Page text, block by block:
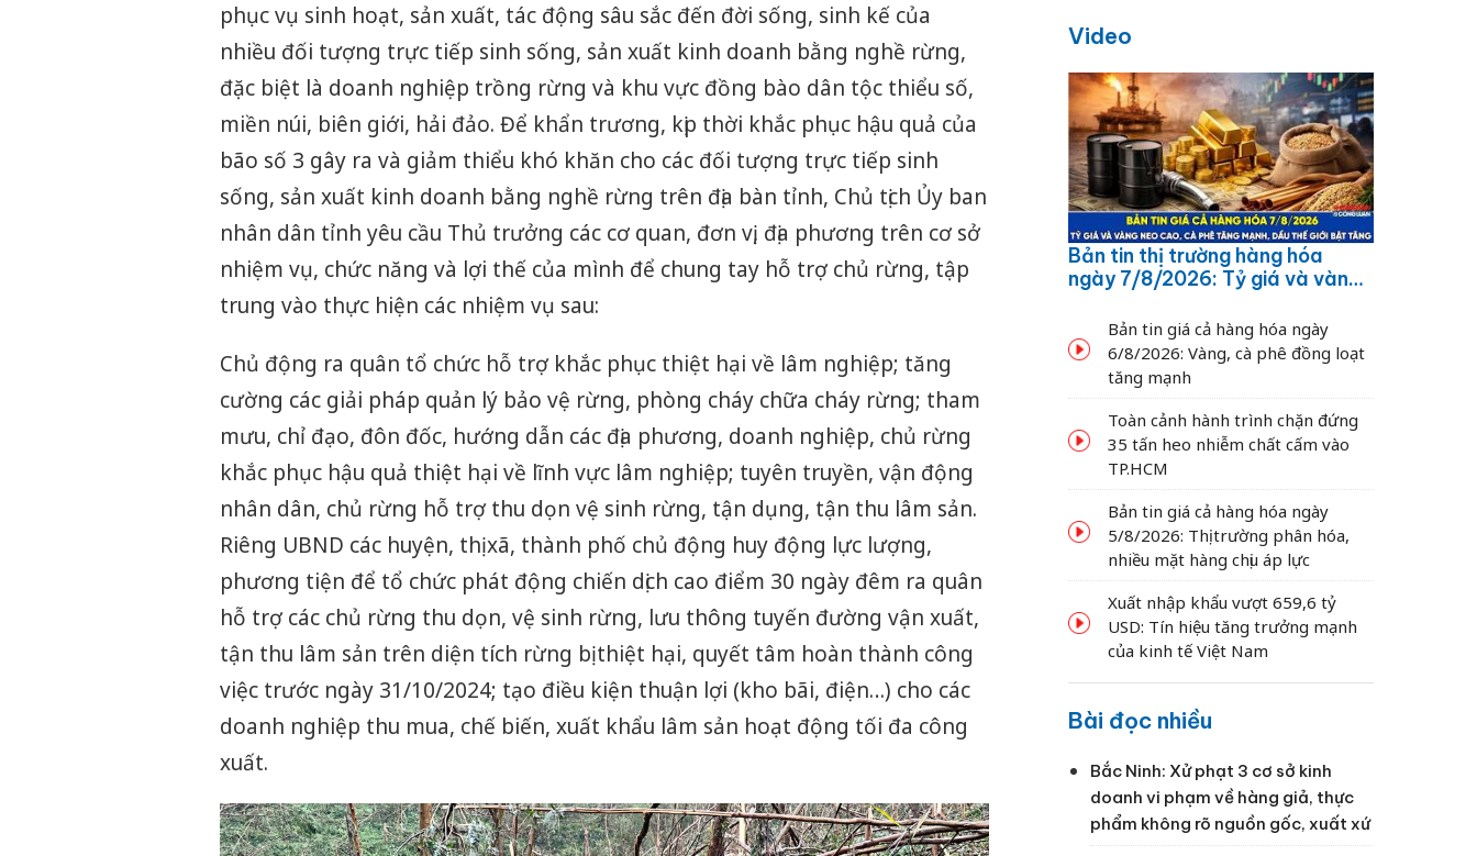
phục vụ sinh hoạt, sản xuất, tác động sâu sắc đến đời sống, sinh kế của
nhiều đối tượng trực tiếp sinh sống, sản xuất kinh doanh bằng nghề rừng,
đặc biệt là doanh nghiệp trồng rừng và khu vực đồng bào dân tộc thiểu số,
miền núi, biên giới, hải đảo. Để khẩn trương, kịp thời khắc phục hậu quả của
bão số 3 gây ra và giảm thiểu khó khăn cho các đối tượng trực tiếp sinh
sống, sản xuất kinh doanh bằng nghề rừng trên địa bàn tỉnh, Chủ tịch Ủy ban
nhân dân tỉnh yêu cầu Thủ trưởng các cơ quan, đơn vị, địa phương trên cơ sở
nhiệm vụ, chức năng và lợi thế của mình để chung tay hỗ trợ chủ rừng, tập
trung vào thực hiện các nhiệm vụ sau:
Chủ động ra quân tổ chức hỗ trợ khắc phục thiệt hại về lâm nghiệp; tăng
cường các giải pháp quản lý bảo vệ rừng, phòng cháy chữa cháy rừng; tham
mưu, chỉ đạo, đôn đốc, hướng dẫn các địa phương, doanh nghiệp, chủ rừng
khắc phục hậu quả thiệt hại về lĩnh vực lâm nghiệp; tuyên truyền, vận động
nhân dân, chủ rừng hỗ trợ thu dọn vệ sinh rừng, tận dụng, tận thu lâm sản.
Riêng UBND các huyện, thị xã, thành phố chủ động huy động lực lượng,
phương tiện để tổ chức phát động chiến dịch cao điểm 30 ngày đêm ra quân
hỗ trợ các chủ rừng thu dọn, vệ sinh rừng, lưu thông tuyến đường vận xuất,
tận thu lâm sản trên diện tích rừng bị thiệt hại, quyết tâm hoàn thành công
việc trước ngày 31/10/2024; tạo điều kiện thuận lợi (kho bãi, điện…) cho các
doanh nghiệp thu mua, chế biến, xuất khẩu lâm sản hoạt động tối đa công
xuất.
Video
Bản tin thị trường hàng hóa
ngày 7/8/2026: Tỷ giá và vàng
dầu thế giới bật tăng
Bản tin giá cả hàng hóa ngày
6/8/2026: Vàng, cà phê đồng loạt
tăng mạnh
Toàn cảnh hành trình chặn đứng
35 tấn heo nhiễm chất cấm vào
TP.HCM
Bản tin giá cả hàng hóa ngày
5/8/2026: Thị trường phân hóa,
nhiều mặt hàng chịu áp lực
Xuất nhập khẩu vượt 659,6 tỷ
USD: Tín hiệu tăng trưởng mạnh
của kinh tế Việt Nam
Bài đọc nhiều
Bắc Ninh: Xử phạt 3 cơ sở kinh
doanh vi phạm về hàng giả, thực
phẩm không rõ nguồn gốc, xuất xứ